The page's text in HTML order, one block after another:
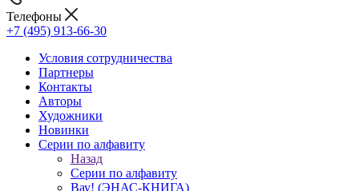
Телефоны
+7 (495) 913-66-30
Условия сотрудничества
Партнеры
Контакты
Авторы
Художники
Новинки
Серии по алфавиту
Назад
Серии по алфавиту
Вау! (ЭНАС-КНИГА)